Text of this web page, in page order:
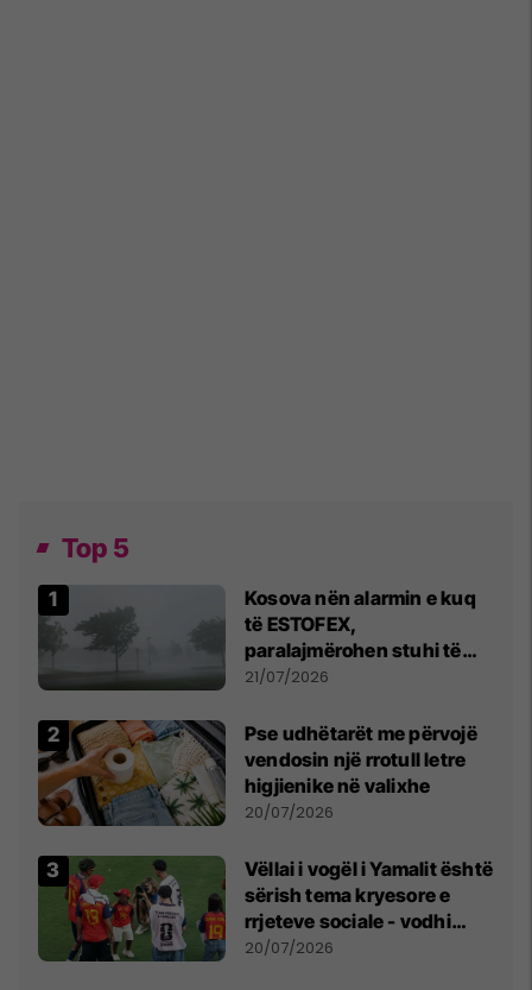
Top 5
Kosova nën alarmin e kuq
të ESTOFEX,
paralajmërohen stuhi të
fuqishme me breshër dhe
21/07/2026
Pse udhëtarët me përvojë
vendosin një rrotull letre
higjienike në valixhe
20/07/2026
Vëllai i vogël i Yamalit është
sërish tema kryesore e
rrjeteve sociale - vodhi
vëmendjen pas finales së
20/07/2026